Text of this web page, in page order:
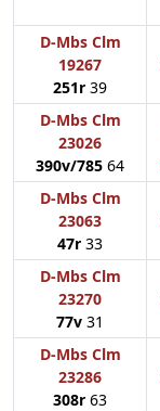
D-Mbs Clm
19267
251r 39
D-Mbs Clm
23026
390v/785 64
D-Mbs Clm
23063
47r 33
D-Mbs Clm
23270
77v 31
D-Mbs Clm
23286
308r 63